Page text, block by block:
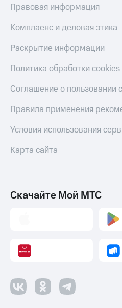
Правовая информация
Комплаенс и деловая этика
Раскрытие информации
Политика обработки cookies
Соглашение о пользовании
Правила применения
Условия использования
Карта сайта
Скачайте Мой МТС